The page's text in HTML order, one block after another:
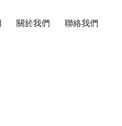
關於我們 聯絡我們